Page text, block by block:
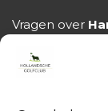
Vragen over